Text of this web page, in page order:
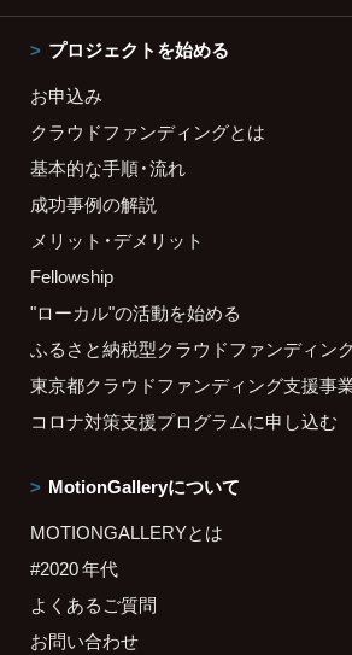
プロジェクトを始める
お申込み
クラウドファンディングとは
基本的な手順・流れ
成功事例の解説
メリット・デメリット
Fellowship
"ローカル"の活動を始める
ふるさと納税型クラウドファンディン
東京都クラウドファンディング支援事
コロナ対策支援プログラムに申し込む
MotionGalleryについて
MOTIONGALLERYとは
#2020 年代
よくあるご質問
お問い合わせ